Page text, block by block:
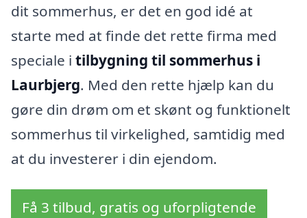
dit sommerhus, er det en god idé at
starte med at finde det rette firma med
speciale i tilbygning til sommerhus i
Laurbjerg. Med den rette hjælp kan du
gøre din drøm om et skønt og funktionelt
sommerhus til virkelighed, samtidig med
at du investerer i din ejendom.
Få 3 tilbud, gratis og uforpligtende